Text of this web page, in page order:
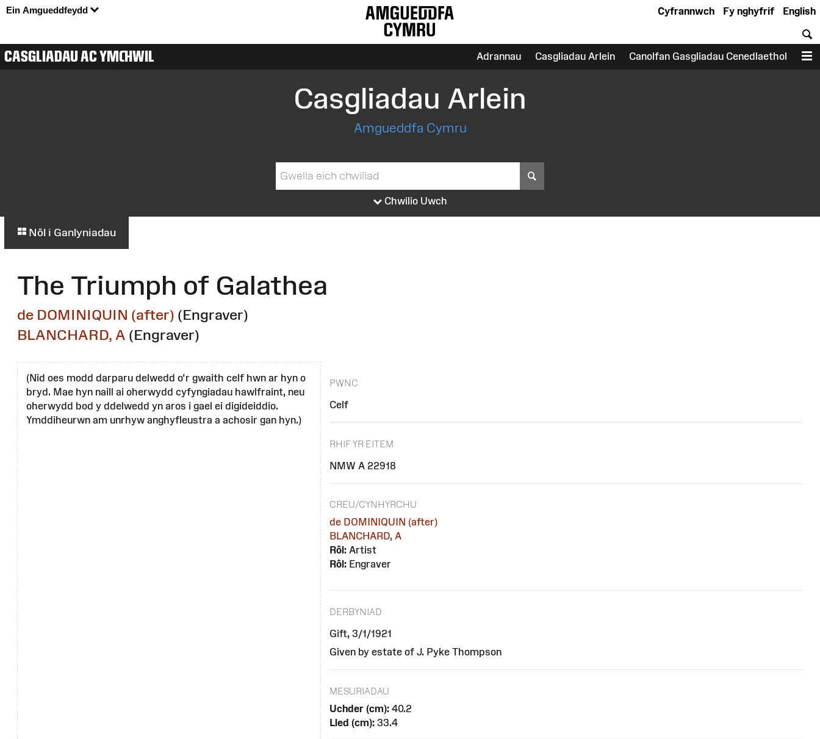
Ein Amgueddfeydd English
Fy nghyfrif
Cyfrannwch
CASGLIADAU AC YMCHWIL Adrannau Casgliadau Arlein Canolfan Gasgliadau Cenedlaethol
Casgliadau Arlein
Amgueddfa Cymru
Chwilio Uwch
Nôl i Ganlyniadau
The Triumph of Galathea
de DOMINIQUIN (after) (Engraver)
BLANCHARD, A (Engraver)
(Nid oes modd darparu delwedd o'r gwaith celf hwn ar hyn o
bryd. Mae hyn naill ai oherwydd cyfyngiadau hawlfraint, neu
oherwydd bod y ddelwedd yn aros i gael ei digideiddio.
Ymddiheurwn am unrhyw anghyfleustra a achosir gan hyn.)
PWNC
Celf
RHIF YR EITEM
NMW A 22918
CREU/CYNHYRCHU
de DOMINIQUIN (after)
BLANCHARD, A
Rôl:Artist
Rôl:Engraver
DERBYNIAD
Gift, 3/1/1921
Given by estate of J. Pyke Thompson
MESURIADAU
Uchder (cm):40.2
Lled (cm):33.4